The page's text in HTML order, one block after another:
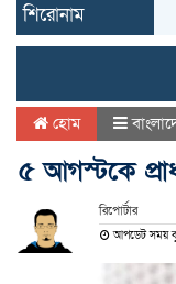
শিরোনাম
হোম
৫ আগস্টকে
রিপোর্টার
আপডেট সময়